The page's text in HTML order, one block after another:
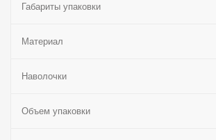
Габариты упаковки
Материал
Наволочки
Объем упаковки